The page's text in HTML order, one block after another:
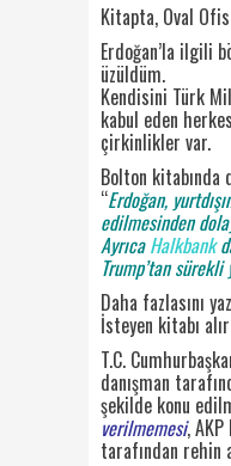
Kitapta, Oval
Erdoğan’la ilgili
üzüldüm.
Kendisini Türk
kabul eden
çirkinlikler var.
Bolton kitabında
“Erdoğan,
edilmesinden
AyrıcaHalkbank
Trump’tan
Daha fazlasını
İsteyen kitabı
T.C.
danışman
şekilde konu
verilmemesi,
tarafından rehin